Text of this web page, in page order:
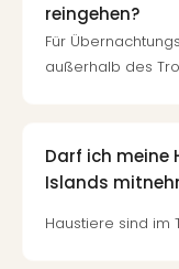
reingehen?
Für
außerhalb des
Darf ich meine
Islands
Haustiere sind im